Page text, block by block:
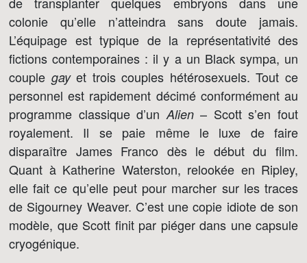
colonie qu’elle n’atteindra sans doute jamais.
L’équipage est typique de la représentativité des
fictions contemporaines : il y a un Black sympa, un
couple gayet trois couples hétérosexuels. Tout ce
personnel est rapidement décimé conformément au
programme classique d’un Alien– Scott s’en fout
royalement. Il se paie même le luxe de faire
disparaître James Franco dès le début du film.
Quant à Katherine Waterston, relookée en Ripley,
elle fait ce qu’elle peut pour marcher sur les traces
de Sigourney Weaver. C’est une copie idiote de son
modèle, que Scott finit par piéger dans une capsule
cryogénique.